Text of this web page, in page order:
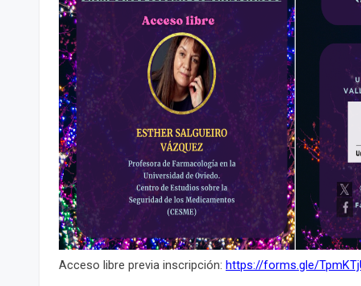
Acceso libre previa inscripción: https://forms.gle/